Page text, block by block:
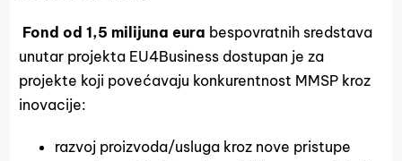
Fond od 1,5 milijuna eura bespovratnih sredstava
unutar projekta EU4Business dostupan je za
projekte koji povećavaju konkurentnost MMSP kroz
inovacije:
razvoj proizvoda/usluga kroz nove pristupe